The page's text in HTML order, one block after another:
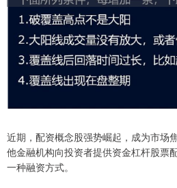
近期，配资概念股强势崛起，成为市场
他金融机构向投资者提供资金杠杆股票
一种融资方式。